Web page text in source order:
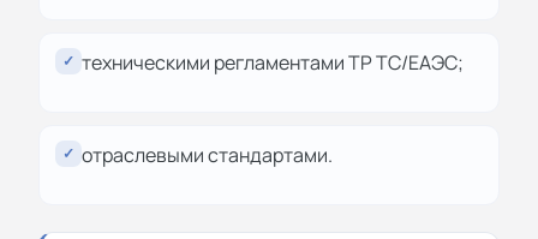
✓ техническими регламентами ТР ТС/ЕАЭС;
✓ отраслевыми стандартами.